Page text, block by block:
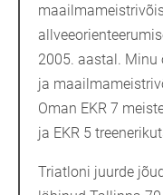
2005. aastal. Minu
ja
Oman EKR 7
ja EKR 5
Triatloni juurde